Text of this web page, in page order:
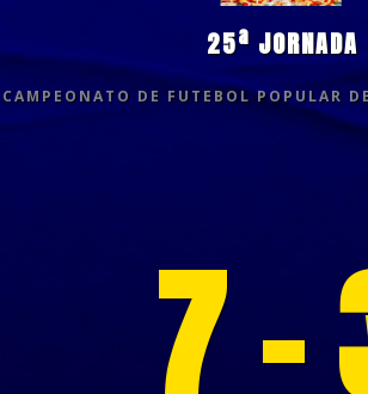
25ª JORNADA
CAMPEONATO DE FUTEBOL POPULAR
7 -